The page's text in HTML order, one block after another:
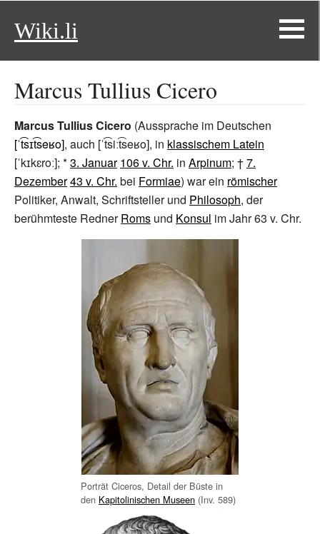
Wiki.li
Marcus Tullius Cicero
Marcus Tullius Cicero (Aussprache im Deutschen
[ˈt͡sɪt͡seʁo], auch [ˈt͡siːt͡seʁo], in klassischem Latein
[ˈkɪkɛroː]; *3. Januar 106 v. Chr. in Arpinum; †7.
Dezember43 v. Chr. bei Formiae) war ein römischer
Politiker, Anwalt, Schriftsteller und Philosoph, der
berühmteste RednerRoms und Konsul im Jahr 63 v. Chr.
Porträt Ciceros, Detail der Büste in
den Kapitolinischen Museen (Inv. 589)